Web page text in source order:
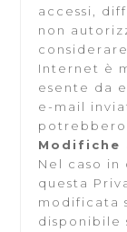
accessi,
non
Internet è
esente da
e-mail
potrebbero
Modifiche
Nel caso
questa
modificata
disponibile